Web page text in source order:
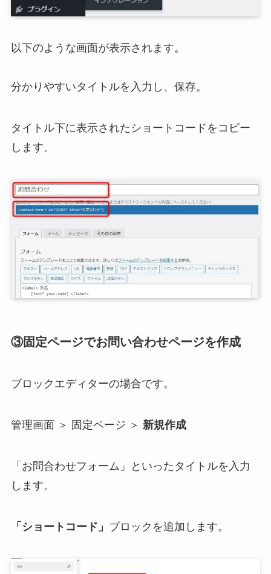
以下のような画面が表示されます。
分かりやすいタイトルを入力し、保存。
タイトル下に表示されたショートコードをコピー
します。
③固定ページでお問い合わせページを作成
ブロックエディターの場合です。
管理画面 ＞ 固定ページ ＞ 新規作成
「お問合わせフォーム」といったタイトルを入力
します。
「ショートコード」 ブロックを追加します。